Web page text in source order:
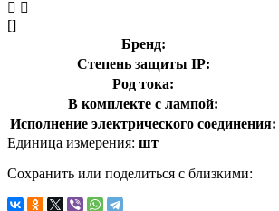
[]
Бренд:
Степень защиты IP:
Род тока:
В комплекте с лампой:
Исполнение электрического соединения:
Единица измерения: шт
Сохранить или поделиться с близкими: